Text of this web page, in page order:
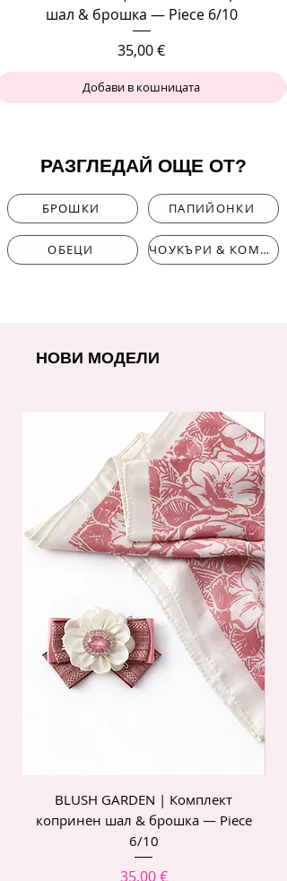
шал & брошка — Piece 6/10
Цена
35,00 €
Добави в кошницата
РАЗГЛЕДАЙ ОЩЕ ОТ?
БРОШКИ ПАПИЙОНКИ
ОБЕЦИ ЧОУКЪРИ & КОМПЛЕКТИ
НОВИ МОДЕЛИ
BLUSH GARDEN | Комплект
копринен шал & брошка — Piece
6/10
Цена
35,00 €